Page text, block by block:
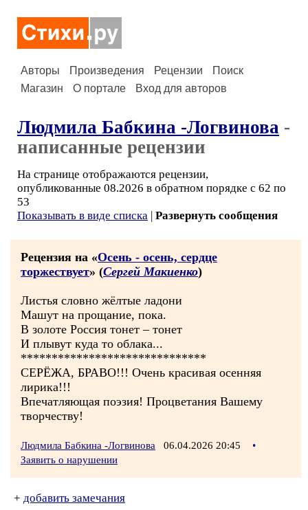
Авторы Произведения Рецензии
Поиск
Магазин
О портале Вход для авторов
Людмила Бабкина -Логвинова -
написанные рецензии
На странице отображаются рецензии,
опубликованные 08.2026 в обратном порядке с 62 по
53
Показывать в виде списка | Развернуть сообщения
Рецензия на «Осень - осень, сердце
торжествует» (Сергей Макиенко)
Листья словно жёлтые ладони
Машут на прощание, пока.
В золоте Россия тонет – тонет
И плывут куда то облака...
******************************
СЕРЁЖА, БРАВО!!! Очень красивая осенняя
лирика!!!
Впечатляющая поэзия! Процветания Вашему
творчеству!
Людмила Бабкина -Логвинова 06.04.2026 20:45
•
Заявить о нарушении
+ добавить замечания